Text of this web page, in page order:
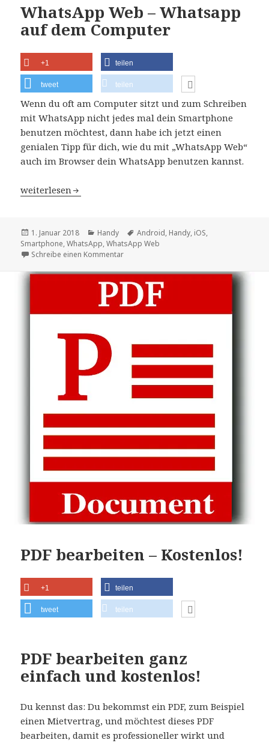
WhatsApp Web – Whatsapp
auf dem Computer
+1 teilen
tweet teilen
Wenn du oft am Computer sitzt und zum Schreiben
mit WhatsApp nicht jedes mal dein Smartphone
benutzen möchtest, dann habe ich jetzt einen
genialen Tipp für dich, wie du mit „WhatsApp Web“
auch im Browser dein WhatsApp benutzen kannst.
WhatsApp Web – Whatsapp auf dem Computer
weiterlesen
Veröffentlicht
am
1. Januar 2018 Kategorien
Handy Schlagwörter
Android, Handy, iOS,
Smartphone,WhatsApp,WhatsApp Web
Schreibe einen Kommentarzu WhatsApp Web – Whatsapp auf dem
PDF bearbeiten – Kostenlos!
+1 teilen
tweet teilen
PDF bearbeiten ganz
einfach und kostenlos!
Du kennst das: Du bekommst ein PDF, zum Beispiel
einen Mietvertrag, und möchtest dieses PDF
bearbeiten, damit es professioneller wirkt und